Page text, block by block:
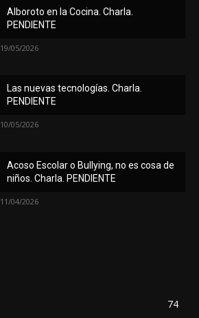
Alboroto en la Cocina. Charla.
PENDIENTE
19/05/2026
Las nuevas tecnologías. Charla.
PENDIENTE
10/05/2026
Acoso Escolar o Bullying, no es cosa de
niños. Charla. PENDIENTE
11/04/2026
74